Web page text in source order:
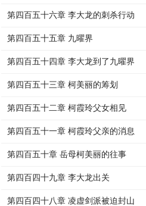
第四百五十六章 李大龙的刺杀行动
第四百五十五章 九曜界
第四百五十四章 李大龙到了九曜界
第四百五十三章 柯美丽的筹划
第四百五十二章 柯霞玲父女相见
第四百五十一章 柯霞玲父亲的消息
第四百五十章 岳母柯美丽的往事
第四百四十九章 李大龙出关
第四百四十八章 凌虚剑派被迫封山